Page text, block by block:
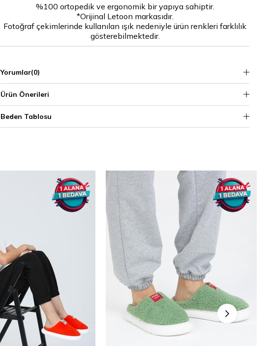
%100 ortopedik ve ergonomik bir yapıya sahiptir.
*Orijinal Letoon markasıdır.
Fotoğraf çekimlerinde kullanılan ışık nedeniyle ürün renkleri farklılık
gösterebilmektedir.
Yorumlar(0)
Ürün Önerileri
Beden Tablosu